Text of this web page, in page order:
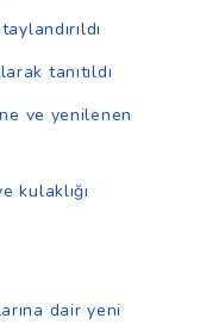
tanıtıldı
ve yenilenen
kulaklığı
dair yeni